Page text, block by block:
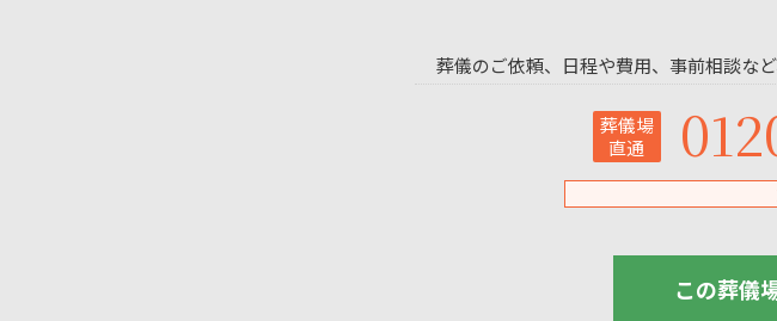
葬儀のご依頼、日程や費用、事前相談な
葬儀場
直通
この葬儀